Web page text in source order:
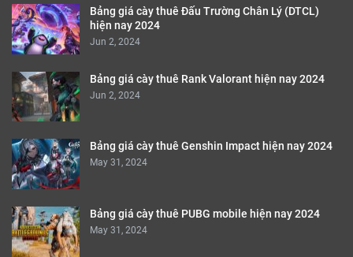
Bảng giá cày thuê Đấu Trường Chân Lý (DTCL)
hiện nay 2024
Jun 2, 2024
Bảng giá cày thuê Rank Valorant hiện nay 2024
Jun 2, 2024
Bảng giá cày thuê Genshin Impact hiện nay 2024
May 31, 2024
Bảng giá cày thuê PUBG mobile hiện nay 2024
May 31, 2024